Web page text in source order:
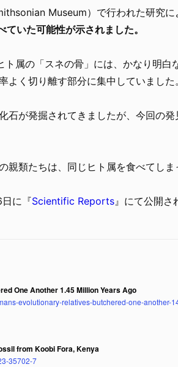
Museum）で行われた研究に
いた可能性が示されました。
属の「スネの骨」には、かなり明白
よく切り離す部分に集中していました。
石が発掘されてきましたが、今回の
親類たちは、同じヒト属を食べてしま
に『Scientific Reports』にて公開さ
One Another 1.45 Million Years Ago
evolutionary-relatives-butchered-one-another-
from Koobi Fora, Kenya
35702-7